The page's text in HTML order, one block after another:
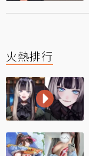
火熱排行